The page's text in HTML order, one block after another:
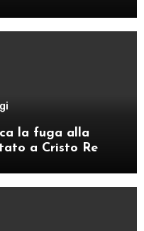
la fuga alla
a Cristo Re